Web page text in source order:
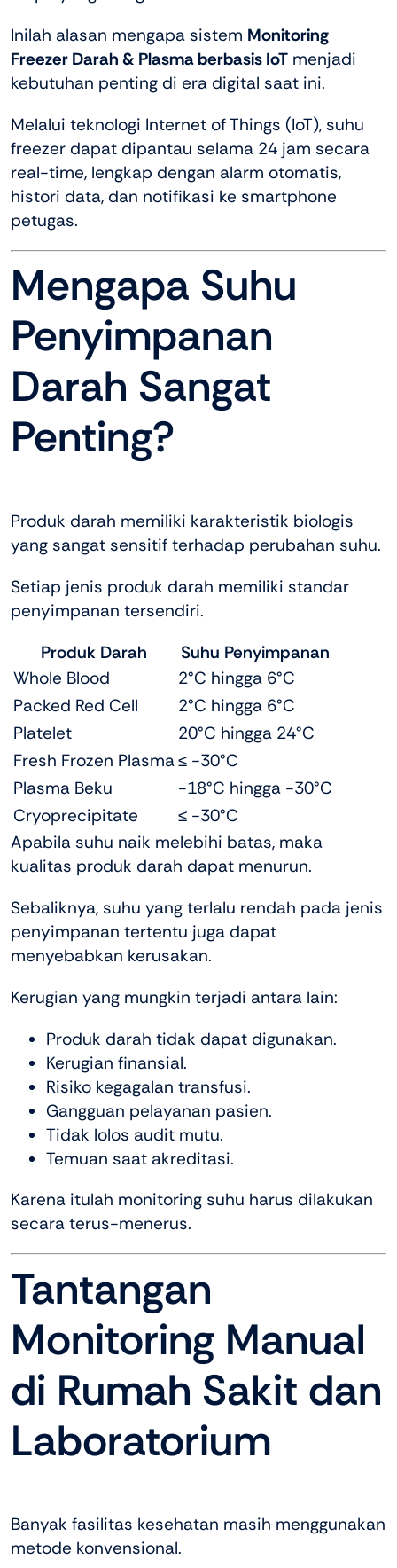
Inilah alasan mengapa sistem Monitoring
Freezer Darah & Plasma berbasis IoT menjadi
kebutuhan penting di era digital saat ini.
Melalui teknologi Internet of Things (IoT), suhu
freezer dapat dipantau selama 24 jam secara
real-time, lengkap dengan alarm otomatis,
histori data, dan notifikasi ke smartphone
petugas.
Mengapa Suhu
Penyimpanan
Darah Sangat
Penting?
Produk darah memiliki karakteristik biologis
yang sangat sensitif terhadap perubahan suhu.
Setiap jenis produk darah memiliki standar
penyimpanan tersendiri.
Produk Darah
Suhu Penyimpanan
Whole Blood
2°C hingga 6°C
Packed Red Cell
2°C hingga 6°C
Platelet
20°C hingga 24°C
Fresh Frozen Plasma≤ -30°C
Plasma Beku
-18°C hingga -30°C
Cryoprecipitate
≤ -30°C
Apabila suhu naik melebihi batas, maka
kualitas produk darah dapat menurun.
Sebaliknya, suhu yang terlalu rendah pada jenis
penyimpanan tertentu juga dapat
menyebabkan kerusakan.
Kerugian yang mungkin terjadi antara lain:
Produk darah tidak dapat digunakan.
Kerugian finansial.
Risiko kegagalan transfusi.
Gangguan pelayanan pasien.
Tidak lolos audit mutu.
Temuan saat akreditasi.
Karena itulah monitoring suhu harus dilakukan
secara terus-menerus.
Tantangan
Monitoring Manual
di Rumah Sakit dan
Laboratorium
Banyak fasilitas kesehatan masih menggunakan
metode konvensional.